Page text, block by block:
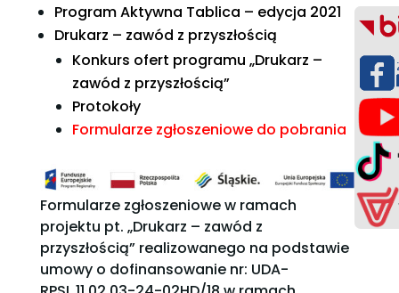
Program Aktywna Tablica – edycja 2021
Drukarz – zawód z przyszłością
Konkurs ofert programu „Drukarz –
zawód z przyszłością”
Protokoły
Formularze zgłoszeniowe do pobrania
Formularze zgłoszeniowe w ramach
projektu pt. „Drukarz – zawód z
przyszłością” realizowanego na podstawie
umowy o dofinansowanie nr: UDA-